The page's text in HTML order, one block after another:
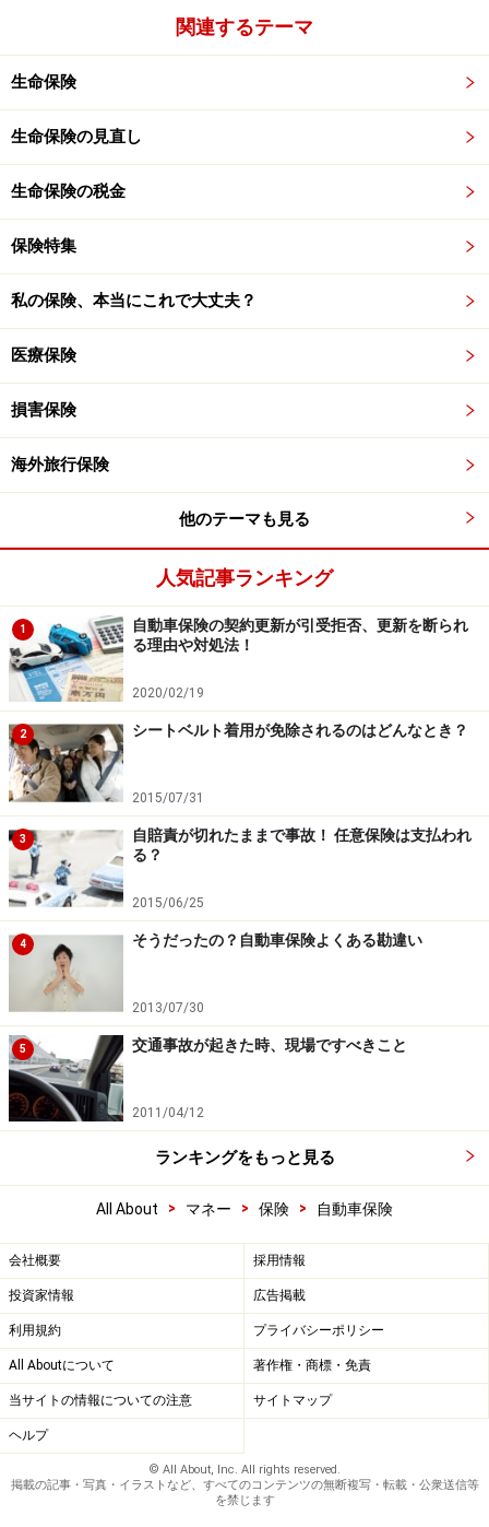
関連するテーマ
生命保険
生命保険の見直し
生命保険の税金
保険特集
私の保険、本当にこれで大丈夫？
医療保険
損害保険
海外旅行保険
他のテーマも見る
人気記事ランキング
1
自動車保険の契約更新が引受拒否、更新を断られ
る理由や対処法！
2020/02/19
2 シートベルト着用が免除されるのはどんなとき？
2015/07/31
3
自賠責が切れたままで事故！ 任意保険は支払われ
る？
2015/06/25
4 そうだったの？自動車保険よくある勘違い
2013/07/30
5 交通事故が起きた時、現場ですべきこと
2011/04/12
ランキングをもっと見る
All About > マネー > 保険 > 自動車保険
会社概要 採用情報
投資家情報 広告掲載
利用規約 プライバシーポリシー
All Aboutについて 著作権・商標・免責
当サイトの情報についての注意 サイトマップ
ヘルプ
© All About, Inc. All rights reserved.
掲載の記事・写真・イラストなど、すべてのコンテンツの無断複写・転載・公衆送信等
を禁じます